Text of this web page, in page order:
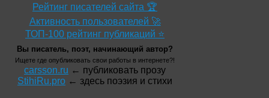
Рейтинг писателей сайта 🏆
Активность пользователей 🚀
ТОП-100 рейтинг публикаций ⭐
Вы писатель, поэт, начинающий автор?
Ищете где опубликовать свои работы в интернете?!
carsson.ru ← публиковать прозу
StihiRu.pro ← здесь поэзия и стихи